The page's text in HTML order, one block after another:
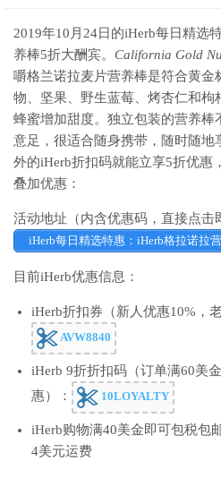
2019年10月24日的iHerb每日精选
养棒5折大酬宾。 California Gold
嚼格兰诺拉麦片营养棒是符合黄金
物、坚果、野生蓝莓、烤杏仁和枸
蜂蜜增加甜度。独立包装的营养棒
意足，很适合随身携带，随时随地
外的iHerb折扣码就能立享5折优惠
叠加优惠：
活动地址（内含优惠码，直接点击
iHerb每日精选特惠：iHerb格拉诺拉
目前iHerb优惠信息：
iHerb折扣券（新人优惠10%，
AVW8840
iHerb 9折折扣码（订单满60美
惠）：
10LOYALTY
iHerb购物满40美金即可包税包
4美元运费